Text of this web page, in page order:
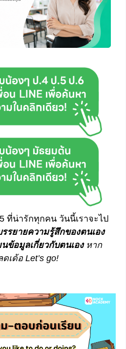
ที่น่ารักทุกคน วันนี้เราจะไป
รรยายความรู้สึกของตนเอง
ข้อมูลเกี่ยวกับตนเอง หาก
เด้อ Let’s go!